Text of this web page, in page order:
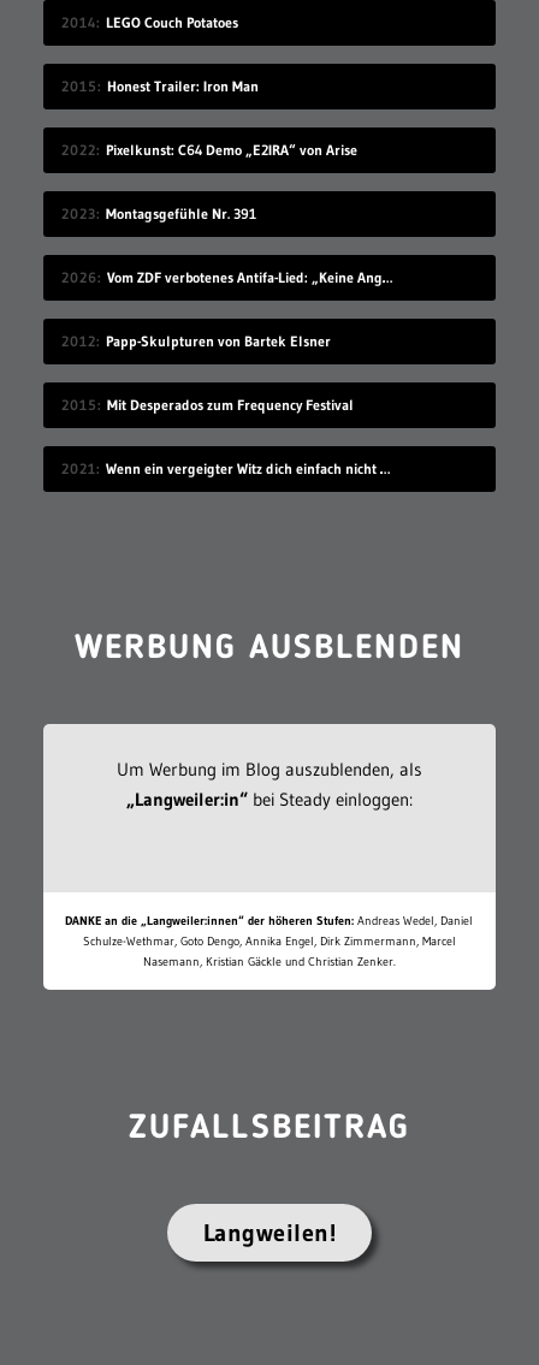
2014 LEGO Couch Potatoes
2015 Honest Trailer: Iron Man
2022 Pixelkunst: C64 Demo „E2IRA“ von Arise
2023 Montagsgefühle Nr. 391
2026 Vom ZDF verbotenes Antifa-Lied: „Keine Angst“ von Danger Dan
2012 Papp-Skulpturen von Bartek Elsner
2015 Mit Desperados zum Frequency Festival
2021 Wenn ein vergeigter Witz dich einfach nicht mehr loslassen will…
WERBUNG AUSBLENDEN
Um Werbung im Blog auszublenden, als
„Langweiler:in“bei Steady einloggen:
DANKE an die „Langweiler:innen“ der höheren Stufen: Andreas Wedel, Daniel
Schulze-Wethmar, Goto Dengo, Annika Engel, Dirk Zimmermann, Marcel
Nasemann, Kristian Gäckle und Christian Zenker.
ZUFALLSBEITRAG
Langweilen!